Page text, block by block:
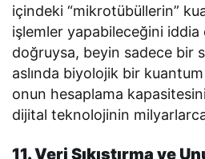
içindeki “mikrotübüllerin”
işlemler yapabileceğini
doğruysa, beyin sadece bir
aslında biyolojik bir kuantum
onun hesaplama kapasitesini
dijital teknolojinin
11. Veri Sıkıştırma ve